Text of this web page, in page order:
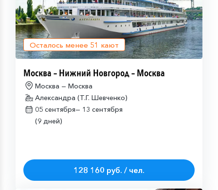
Осталось менее 51 кают
Москва – Нижний Новгород – Москва
Москва — Москва
Александра (Т.Г. Шевченко)
05 сентября— 13 сентября
(9 дней)
128 160 руб. / чел.